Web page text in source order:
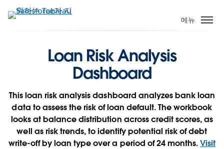
요
메뉴
Loan Risk Analysis
Dashboard
This loan risk analysis dashboard analyzes bank loan
data to assess the risk of loan default. The workbook
looks at balance distribution across credit scores, as
well as risk trends, to identify potential risk of debt
write-off by loan type over a period of 24 months.Visit